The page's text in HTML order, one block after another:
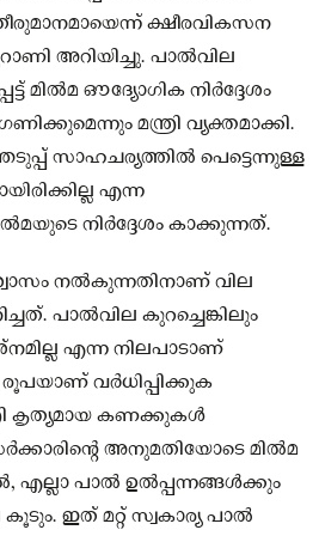
ക്ഷീരവികസന
അറിയിച്ചു. പാൽവില
മിൽമ ഔദ്യോഗിക നിർദ്ദേശം
മന്ത്രി വ്യക്തമാക്കി.
സാഹചര്യത്തിൽ പെട്ടെന്നുള്ള
എന്ന
നിർദ്ദേശം കാക്കുന്നത്.
നൽകുന്നതിനാണ് വില
പാൽവില കുറച്ചെങ്കിലും
എന്ന നിലപാടാണ്
വർധിപ്പിക്കുക
കൃത്യമായ കണക്കുകൾ
അനുമതിയോടെ മിൽമ
എല്ലാ പാൽ ഉൽപ്പന്നങ്ങൾക്കും
ഇത് മറ്റ് സ്വകാര്യ പാൽ